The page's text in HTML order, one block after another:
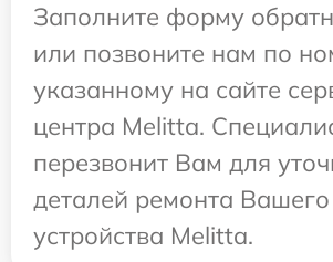
Заполните форму
или позвоните нам по
указанному на сайте
центра Melitta.
перезвонит Вам для
деталей ремонта Вашего
устройства Melitta.